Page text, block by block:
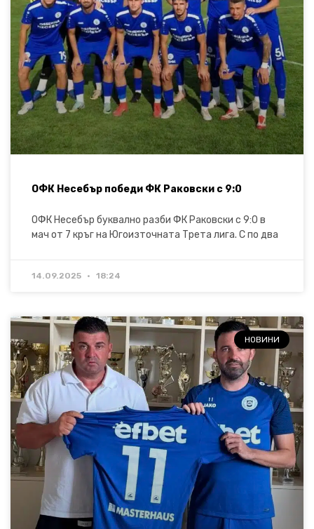
ОФК Несебър победи ФК Раковски с 9:0
ОФК Несебър буквално разби ФК Раковски с 9:0 в
мач от 7 кръг на Югоизточната Трета лига. С по два
14.09.2025 18:24
НОВИНИ